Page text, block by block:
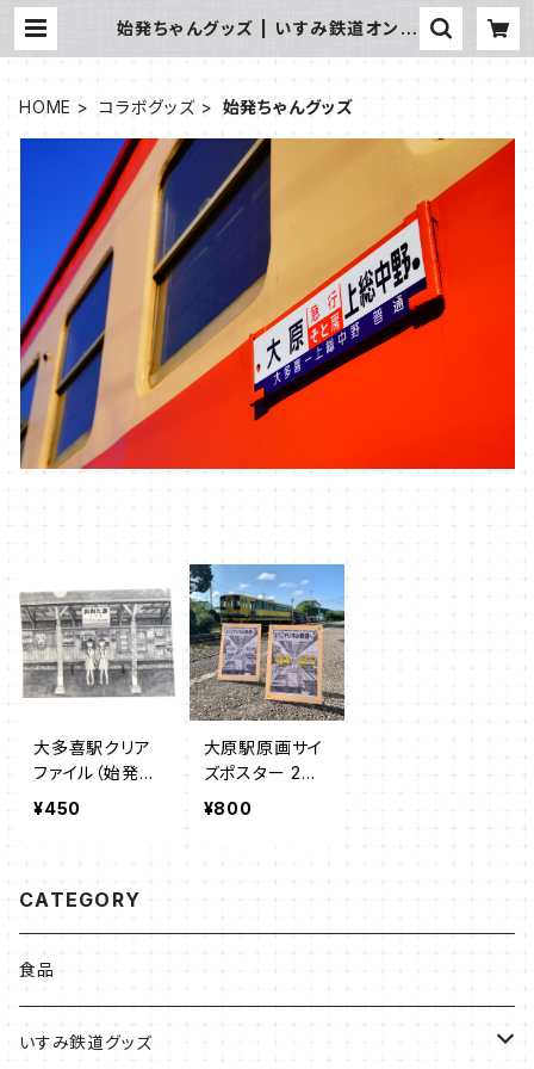
始発ちゃんグッズ | いすみ鉄道オンラ
HOME コラボグッズ 始発ちゃんグッズ
大多喜駅クリア
ファイル（始発ち
ゃんとのコラボ
¥450
大原駅原画サイ
ズポスター 2枚
セット（始発ちゃ
¥800
CATEGORY
食品
いすみ鉄道グッズ